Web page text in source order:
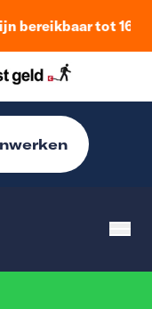
bereikbaar tot